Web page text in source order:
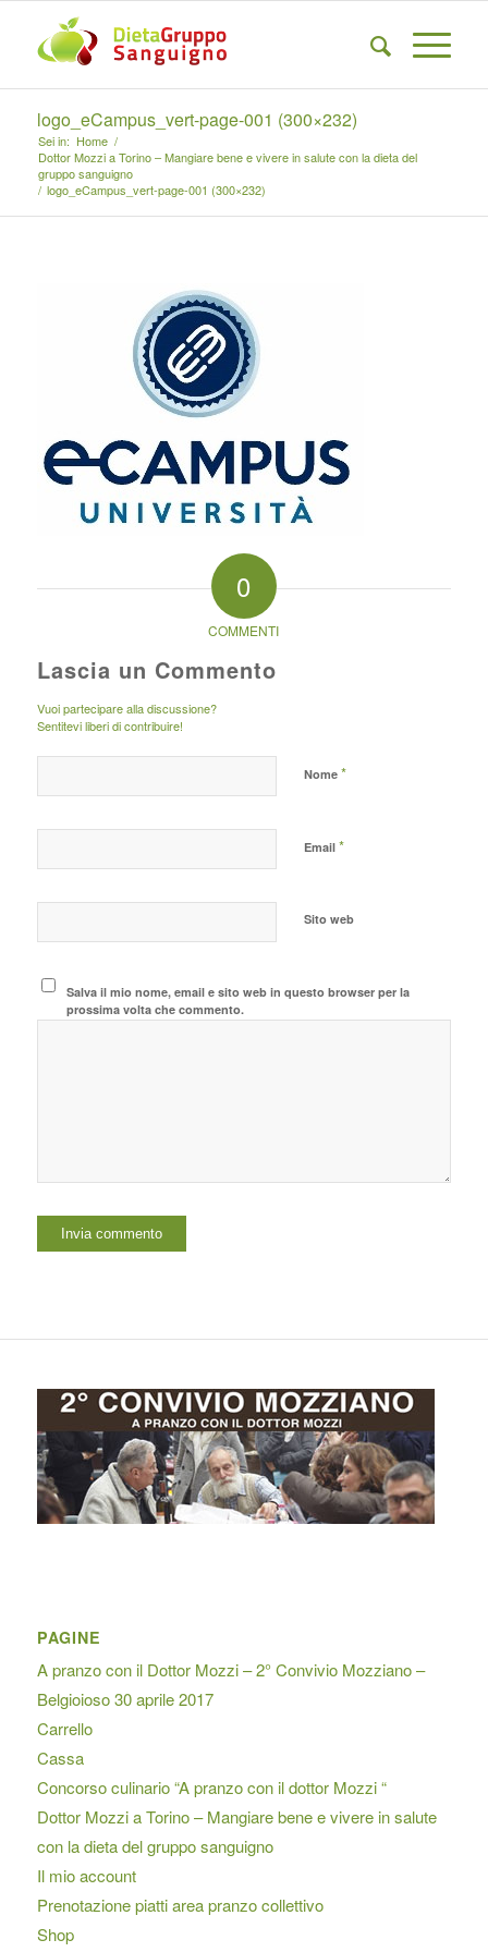
logo_eCampus_vert-page-001 (300×232)
Sei in: Home /
Dottor Mozzi a Torino – Mangiare bene e vivere in salute con la dieta del
gruppo sanguigno
/ logo_eCampus_vert-page-001 (300×232)
0
COMMENTI
Lascia un Commento
Vuoi partecipare alla discussione?
Sentitevi liberi di contribuire!
Nome *
Email *
Sito web
Salva il mio nome, email e sito web in questo browser per la
prossima volta che commento.
PAGINE
A pranzo con il Dottor Mozzi – 2° Convivio Mozziano –
Belgioioso 30 aprile 2017
Carrello
Cassa
Concorso culinario “A pranzo con il dottor Mozzi “
Dottor Mozzi a Torino – Mangiare bene e vivere in salute
con la dieta del gruppo sanguigno
Il mio account
Prenotazione piatti area pranzo collettivo
Shop